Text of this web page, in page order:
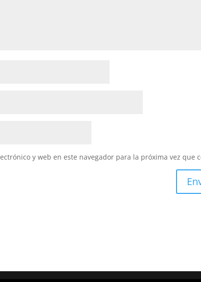
y web en este navegador para la próxima vez que